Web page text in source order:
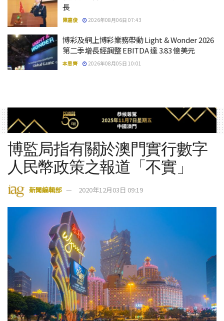
長
陳嘉俊 2026年08月06日 07:43
博彩及網上博彩業務帶動 Light & Wonder 2026
第二季增長經調整 EBITDA 達 3.83 億美元
本思齊 2026年08月05日 10:01
博監局指有關於澳門實行數字
人民幣政策之報道「不實」
新聞編輯部 2020年12月03日 09:19